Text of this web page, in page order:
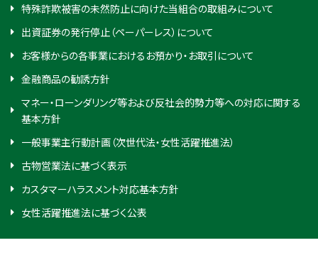
特殊詐欺被害の未然防止に向けた当組合の取組みについて
出資証券の発行停止（ペーパーレス）について
お客様からの各事業におけるお預かり・お取引について
金融商品の勧誘方針
マネー・ローンダリング等および反社会的勢力等への対応に関する
基本方針
一般事業主行動計画（次世代法・女性活躍推進法）
古物営業法に基づく表示
カスタマーハラスメント対応基本方針
女性活躍推進法に基づく公表